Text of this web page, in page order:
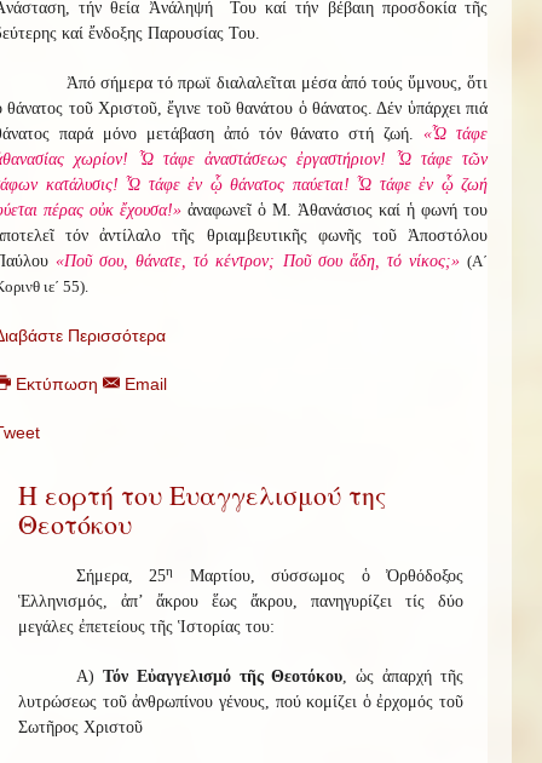
τήν θεία Ἀνάληψή Του καί τήν βέβαιη προσδοκία τῆς
καί ἔνδοξης Παρουσίας Του.
Ἀπό σήμερα τό πρωϊ διαλαλεῖται μέσα ἀπό τούς ὕμνους, ὅτι
θάνατος τοῦ Χριστοῦ, ἔγινε τοῦ θανάτου ὁ θάνατος. Δέν ὑπάρχει πιά
παρά μόνο μετάβαση ἀπό τόν θάνατο στή ζωή.«Ὦ τάφε
χωρίον! Ὦ τάφε ἀναστάσεως ἐργαστήριον! Ὦ τάφε τῶν
κατάλυσις! Ὦ τάφε ἐν ᾧ θάνατος παύεται! Ὦ τάφε ἐν ᾧ ζωή
πέρας οὐκ ἔχουσα!» ἀναφωνεῖ ὁ Μ. Ἀθανάσιος καί ἡ φωνή του
τόν ἀντίλαλο τῆς θριαμβευτικῆς φωνῆς τοῦ Ἀποστόλου
«Ποῦ σου, θάνατε, τό κέντρον; Ποῦ σου ἅδη, τό νίκος;» (Α΄
ιε΄ 55).
Περισσότερα
Εκτύπωση Email
Η εορτή του Ευαγγελισμού της
Θεοτόκου
Σήμερα, 25η
Μαρτίου, σύσσωμος ὁ Ὀρθόδοξος
Ἑλληνισμός, ἀπ’ ἄκρου ἕως ἄκρου, πανηγυρίζει τίς δύο
μεγάλες ἐπετείους τῆς Ἱστορίας του:
Α) Τόν Εὐαγγελισμό τῆς Θεοτόκου, ὡς ἀπαρχή τῆς
λυτρώσεως τοῦ ἀνθρωπίνου γένους, πού κομίζει ὁ ἐρχομός τοῦ
Σωτῆρος Χριστοῦ